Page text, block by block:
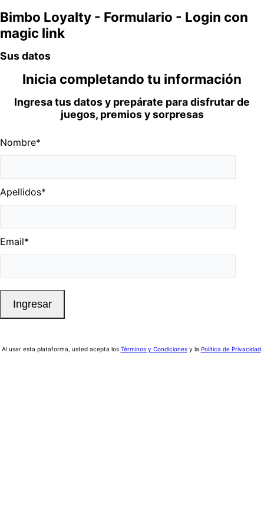
Bimbo Loyalty - Formulario - Login con
magic link
Sus datos
Inicia completando tu información
Ingresa tus datos y prepárate para disfrutar de
juegos, premios y sorpresas
Nombre*
Apellidos*
Email*
Al usar esta plataforma, usted acepta los Términos y Condicionesy la Política de Privacidad.